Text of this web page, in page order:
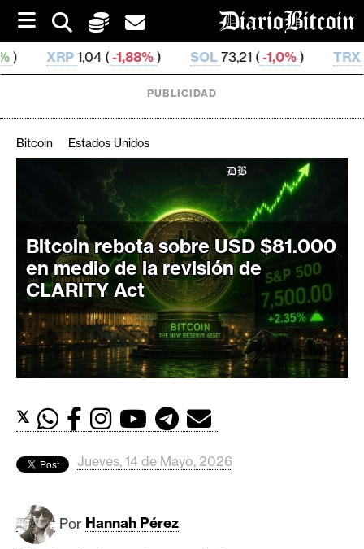
i
p
t
o
SOL73,21 (-1,0% TRX0,327 161 ( -0,26%)
p
t
o
e
r
c
o
i
PUBLICIDAD
Bitcoin Estados Unidos
Bitcoin rebota sobre USD $81.000
en medio de la revisión de
CLARITY Act
𝕏
Jueves, 14 de Mayo, 2026
Por Hannah Pérez